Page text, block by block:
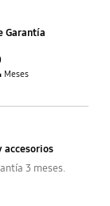
12 meses.
12 meses.
Garantía
Meses
accesorios
3 meses.